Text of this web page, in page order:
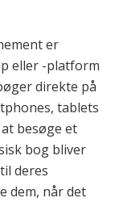
er
eller -platform
direkte på
tablets
besøge et
bog bliver
deres
dem, når det